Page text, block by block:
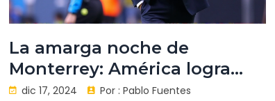
La amarga noche de
Monterrey: América logra
historia como tricampeón
dic 17, 2024 Por : Pablo Fuentes